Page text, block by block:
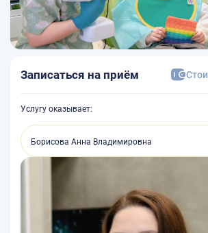
Контакты
8 (835) 245-44-34
8 (991) 844-05-88
Записаться на приём
428015, г. Чебоксары,
ул. С. Михайлова, дом 1,помещение 18
Режим работы:
Пн-Сб* 8:00-20:00, Вс 9:00-18:00,
Записаться на приём
Услугу оказывает: